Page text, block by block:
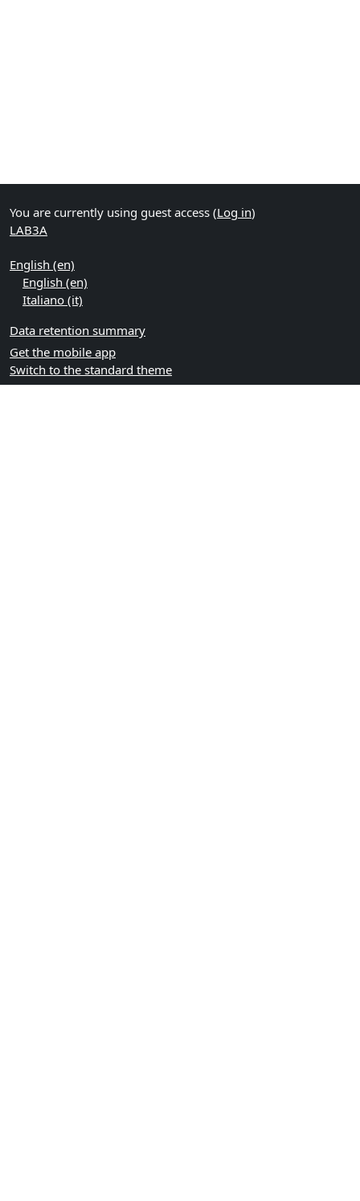
You are currently using guest access (Log in)
LAB3A
English ‎(en)‎
English ‎(en)‎
Italiano ‎(it)‎
Data retention summary
Get the mobile app
Switch to the standard theme